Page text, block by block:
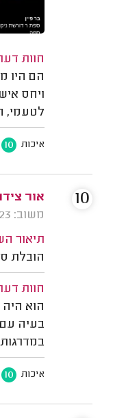
חוות
הם היו
ויחס
לטעמי,
איכות 10
אור
משוב: 02/03/2023
תיאור
הובלת
חוות
הוא היה
בעיה
איכות 10
10